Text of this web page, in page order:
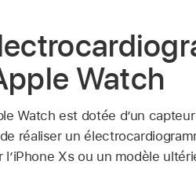
Watch
Watch est dotée d’un
réaliser un
l’iPhone XSou un modèle